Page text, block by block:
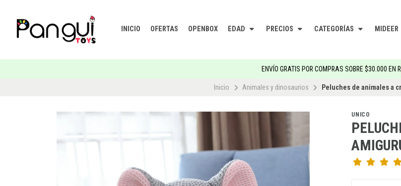
INICIO OFERTAS OPENBOX EDAD PRECIOS CATEGORÍAS MIDEER
ENVÍO GRATIS POR COMPRAS SOBRE $30.000 EN
Inicio Animales y dinosaurios Peluches de animales a
UNICO